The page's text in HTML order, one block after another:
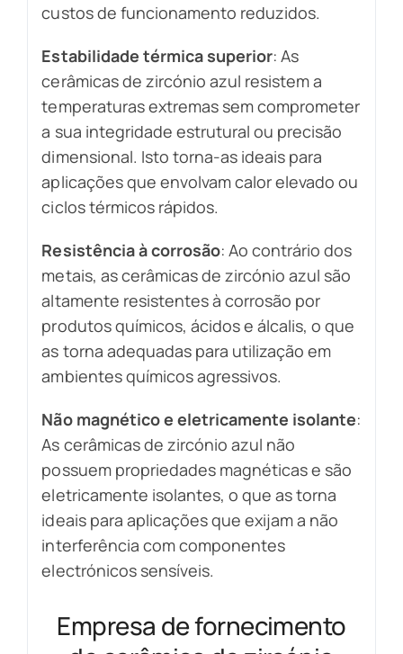
custos de funcionamento reduzidos.
Estabilidade térmica superior: As
cerâmicas de zircónio azul resistem a
temperaturas extremas sem comprometer
a sua integridade estrutural ou precisão
dimensional. Isto torna-as ideais para
aplicações que envolvam calor elevado ou
ciclos térmicos rápidos.
Resistência à corrosão: Ao contrário dos
metais, as cerâmicas de zircónio azul são
altamente resistentes à corrosão por
produtos químicos, ácidos e álcalis, o que
as torna adequadas para utilização em
ambientes químicos agressivos.
Não magnético e eletricamente isolante:
As cerâmicas de zircónio azul não
possuem propriedades magnéticas e são
eletricamente isolantes, o que as torna
ideais para aplicações que exijam a não
interferência com componentes
electrónicos sensíveis.
Empresa de fornecimento